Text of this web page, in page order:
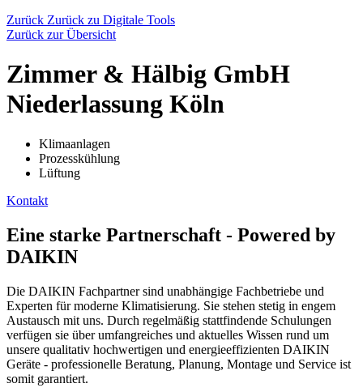
Zurück Zurück zu Digitale Tools
Zurück zur Übersicht
Zimmer & Hälbig GmbH
Niederlassung Köln
Klimaanlagen
Prozesskühlung
Lüftung
Kontakt
Eine starke Partnerschaft - Powered by
DAIKIN
Die DAIKIN Fachpartner sind unabhängige Fachbetriebe und
Experten für moderne Klimatisierung. Sie stehen stetig in engem
Austausch mit uns. Durch regelmäßig stattfindende Schulungen
verfügen sie über umfangreiches und aktuelles Wissen rund um
unsere qualitativ hochwertigen und energieeffizienten DAIKIN
Geräte - professionelle Beratung, Planung, Montage und Service ist
somit garantiert.